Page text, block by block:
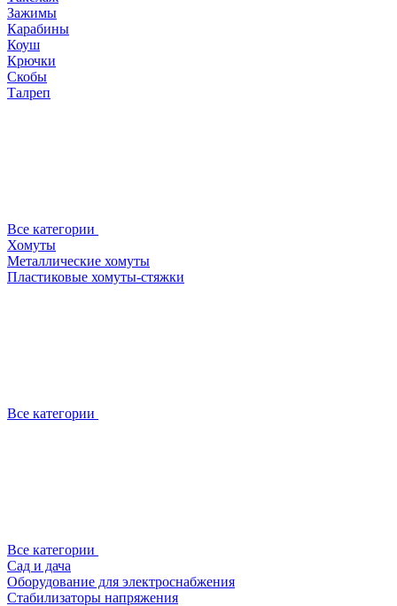
Зажимы
Карабины
Коуш
Крючки
Скобы
Талреп
Все категории
Хомуты
Металлические хомуты
Пластиковые хомуты-стяжки
Все категории
Все категории
Сад и дача
Оборудование для электроснабжения
Стабилизаторы напряжения